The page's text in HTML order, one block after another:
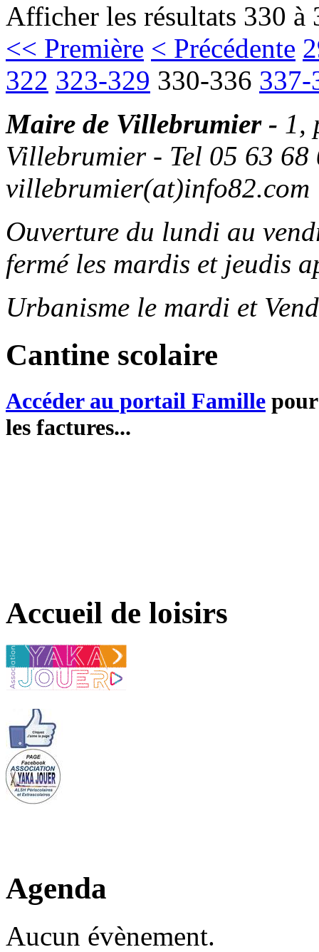
Afficher les résultats 330 à
<< Première < Précédente
322 323-329 330-336 337-
Maire de Villebrumier - 1,
Villebrumier - Tel 05 63
villebrumier(at)info82.com
Ouverture du lundi au
fermé les mardis et jeudis
Urbanisme le mardi et
Cantine scolaire
Accéder au portail Famille
les factures...
Accueil de loisirs
Agenda
Aucun évènement.